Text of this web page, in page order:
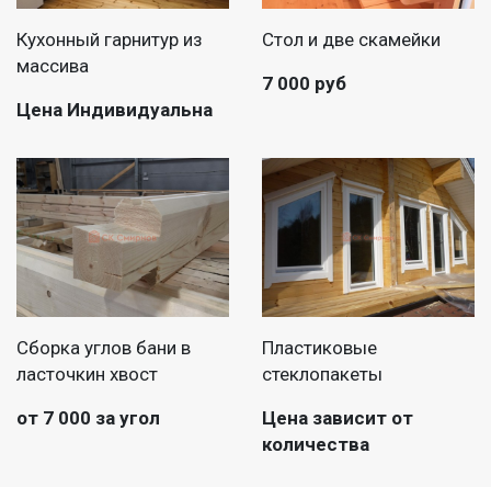
Кухонный гарнитур из
массива
Цена Индивидуальна
Стол и две скамейки
7 000 руб
Сборка углов бани в
ласточкин хвост
от 7 000 за угол
Пластиковые
стеклопакеты
Цена зависит от
количества